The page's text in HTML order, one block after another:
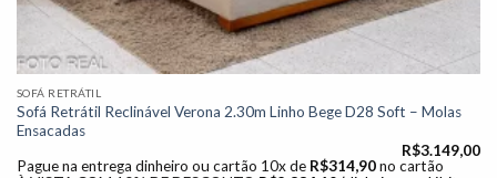
SOFÁ RETRÁTIL
Sofá Retrátil Reclinável Verona 2.30m Linho Bege D28 Soft – Molas
Ensacadas
R$3.149,00
Pague na entrega dinheiro ou cartão 10x de R$314,90 no cartão